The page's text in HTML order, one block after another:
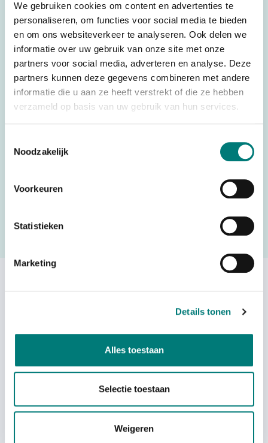
We gebruiken cookies om content en advertenties te
personaliseren, om functies voor social media te bieden
en om ons websiteverkeer te analyseren. Ook delen we
informatie over uw gebruik van onze site met onze
partners voor social media, adverteren en analyse. Deze
partners kunnen deze gegevens combineren met andere
informatie die u aan ze heeft verstrekt of die ze hebben
verzameld op basis van uw gebruik van hun services.
Noodzakelijk
Voorkeuren
Statistieken
Marketing
Details tonen
Alles toestaan
Selectie toestaan
Weigeren
HBC-Radiomatic®
Parts Battery Chargers
VDC
Battery technology Ni-Mh
Country of Origin (CO) Germany
Would you like to request a quote for this product? Then fill
in the quote request form and we will contact you as soon